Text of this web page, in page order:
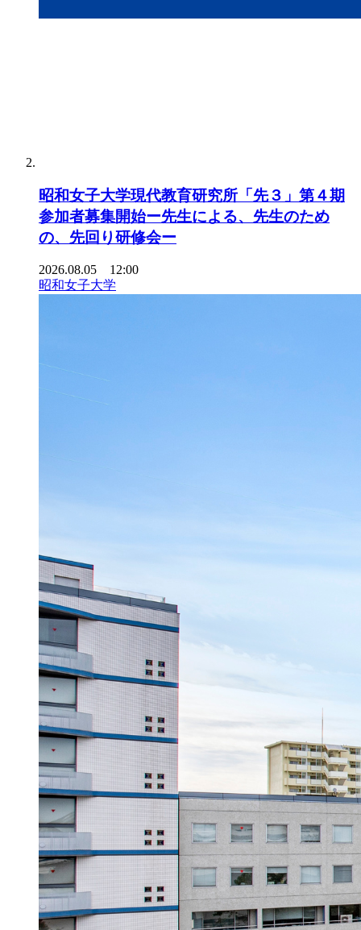
昭和女子大学現代教育研究所「先３」第４期
参加者募集開始ー先生による、先生のため
の、先回り研修会ー
2026.08.05 12:00
昭和女子大学